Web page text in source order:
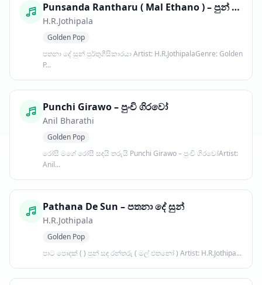
Punsanda Rantharu ( Mal Ethano ) – පුන් සඳ රන්තරු ( මල් එතනෝ )
H.R.Jothipala
Golden Pop
පතනා දේ සුන් පුර්තුගීසිකාරයා Artist: H.R.JothipalaGenre: Golden
P...
Punchi Girawo – පුංචි ගිරවෝ
Anil Bharathi
Golden Pop
රෝසී මගේ රෝසී සඳයි තරුයි Punchi Girawo – පුංචි ගිරවෝArtist:
Anil...
Pathana De Sun – පතනා දේ සුන්
H.R.Jothipala
Golden Pop
පාට පොදක් ( ) පුන් සඳ රන්තරු ( මල් එතනෝ ) Artist: H.R.Jothipa...